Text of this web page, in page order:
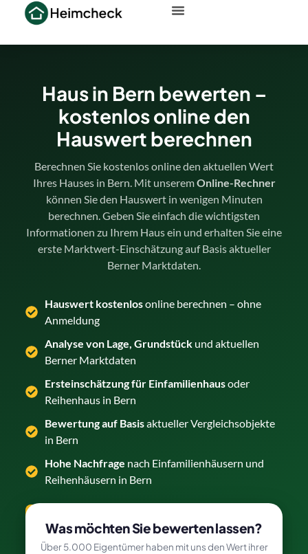
Haus in Bern bewerten –
kostenlos online den
Hauswert berechnen
Berechnen Sie kostenlos online den aktuellen Wert
Ihres Hauses in Bern. Mit unseremOnline-Rechner
können Sie den Hauswert in wenigen Minuten
berechnen. Geben Sie einfach die wichtigsten
Informationen zu Ihrem Haus ein und erhalten Sie eine
erste Marktwert-Einschätzung auf Basis aktueller
Berner Marktdaten.
Hauswert kostenlosonline berechnen – ohne
Anmeldung
Analyse von Lage, Grundstückund aktuellen
Berner Marktdaten
Ersteinschätzung für Einfamilienhausoder
Reihenhaus in Bern
Bewertung auf Basisaktueller Vergleichsobjekte
in Bern
Hohe Nachfrage nach Einfamilienhäusern und
Reihenhäusern in Bern
Was möchten Sie bewerten lassen?
Über 5.000 Eigentümer haben mit uns den Wert ihrer